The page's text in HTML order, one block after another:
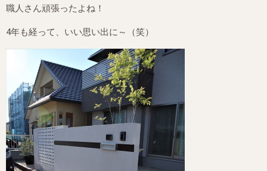
職人さん頑張ったよね！
4年も経って、いい思い出に～（笑）